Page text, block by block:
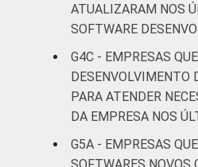
Artes,
Fonte: CGI.br/NIC.br,
ATUALIZARAM NOS
SOFTWARE
G4C - EMPRESAS
DESENVOLVIMENTO
PARA ATENDER
DA EMPRESA NOS
G5A - EMPRESAS